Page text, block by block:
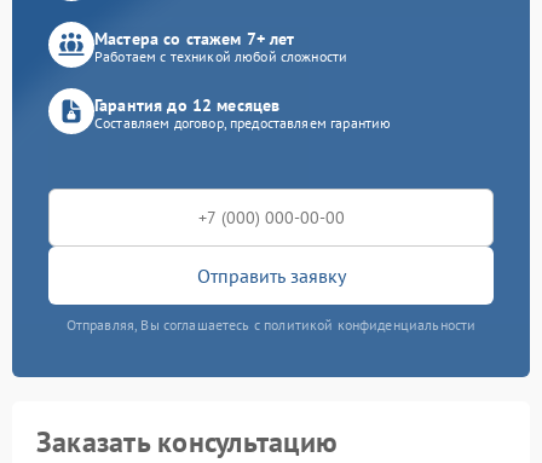
Мастера со стажем 7+ лет
Работаем с техникой любой сложности
Гарантия до 12 месяцев
Составляем договор, предоставляем гарантию
Отправить заявку
Отправляя, Вы соглашаетесь с политикой конфиденциальности
Заказать консультацию